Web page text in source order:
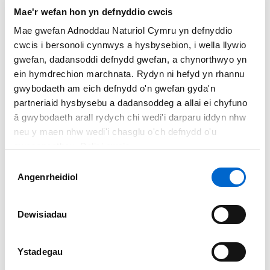
Mae'r wefan hon yn defnyddio cwcis
Mae gwefan Adnoddau Naturiol Cymru yn defnyddio
cwcis i bersonoli cynnwys a hysbysebion, i wella llywio
gwefan, dadansoddi defnydd gwefan, a chynorthwyo yn
ein hymdrechion marchnata. Rydyn ni hefyd yn rhannu
gwybodaeth am eich defnydd o'n gwefan gyda'n
partneriaid hysbysebu a dadansoddeg a allai ei chyfuno
â gwybodaeth arall rydych chi wedi'i darparu iddyn nhw
neu y maen nhw wedi'i chasglu o'ch defnydd o'u
Caniatâd
Angenrheidiol
Dewisiadau
Ystadegau
Fwrnais i Borth
Treftadaeth ddiwydiannol a naturiol.